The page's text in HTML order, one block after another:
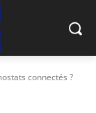
connectés ?